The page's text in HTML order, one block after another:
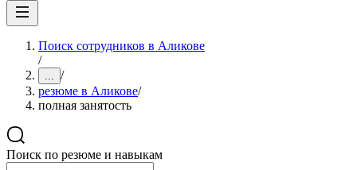
Поиск сотрудников в Аликове
/
... /
резюме в Аликове/
полная занятость
Поиск по резюме и навыкам